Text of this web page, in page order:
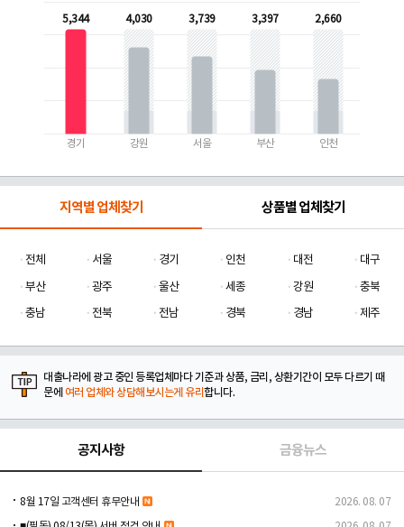
5,344
경기
4,030
강원
3,739
서울
3,397
부산
2,660
인천
지역별 업체찾기 상품별 업체찾기
전체 서울 경기 인천 대전
대구
부산
광주 울산 세종 강원
충북
충남
전북 전남 경북 경남 제주
대출나라에 광고 중인 등록업체마다 기준과 상품, 금리, 상환기간이 모두 다르기 때
문에 여러 업체와 상담해보시는게 유리합니다.
공지사항 금융뉴스
8월 17일 고객센터 휴무안내 2026. 08. 07